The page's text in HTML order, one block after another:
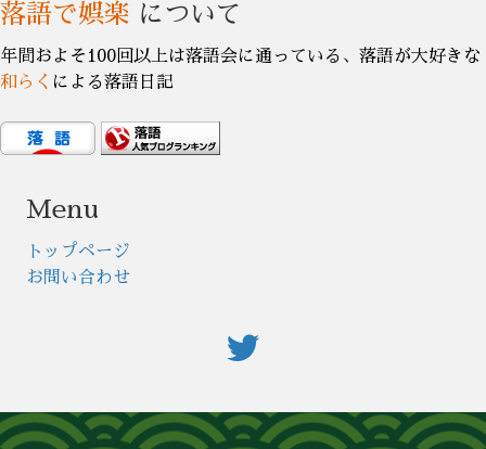
落語で娯楽 について
年間およそ100回以上は落語会に通っている、落語が大好きな
和らく による落語日記
Menu
トップページ
お問い合わせ